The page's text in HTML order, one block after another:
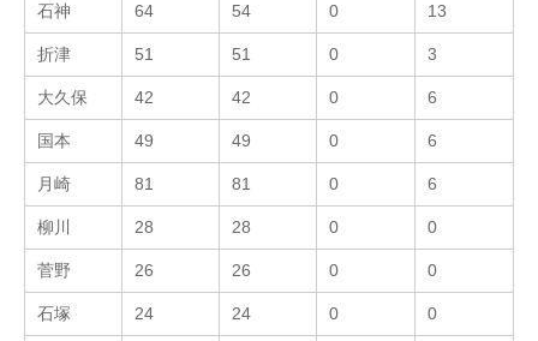
石神 64 54 0 13
折津 51 51 0 3
大久保 42 42 0 6
国本 49 49 0 6
月崎 81 81 0 6
柳川 28 28 0 0
菅野 26 26 0 0
石塚 24 24 0 0